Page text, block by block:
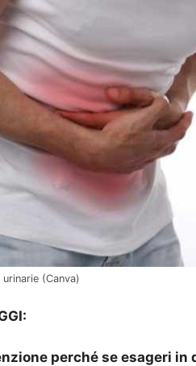
(Canva)
perché se esageri in